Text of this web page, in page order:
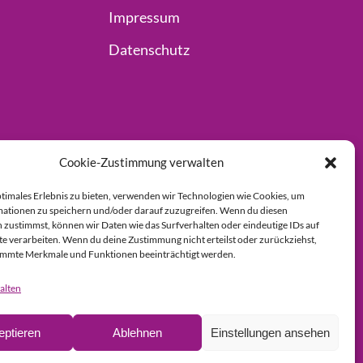
Cookie-Zustimmung verwalten
Erlebnis zu bieten, verwenden wir Technologien wie Cookies, um
zu speichern und/oder darauf zuzugreifen. Wenn du diesen
zustimmst, können wir Daten wie das Surfverhalten oder eindeutige IDs auf
verarbeiten. Wenn du deine Zustimmung nicht erteilst oder zurückziehst,
Merkmale und Funktionen beeinträchtigt werden.
Ablehnen Einstellungen ansehen
Impressum
Datenschutz